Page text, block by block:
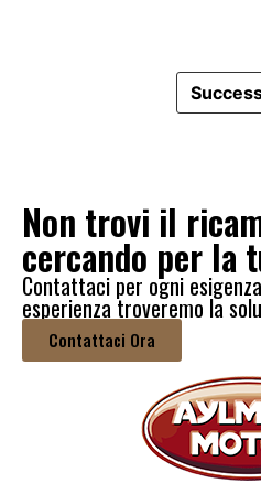
Non trovi il
cercando per la
Contattaci per ogni
esperienza troveremo la
Contattaci Ora